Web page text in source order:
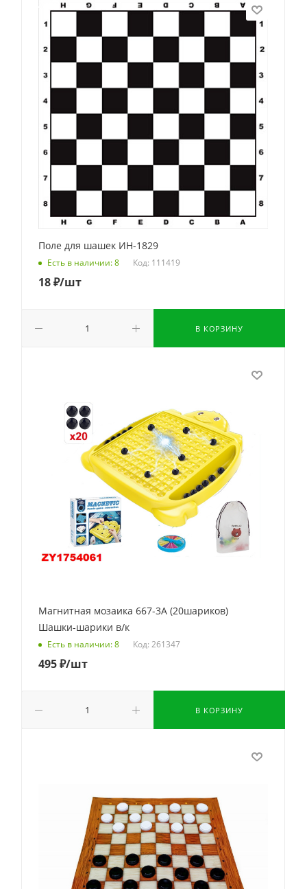
Поле для шашек ИН-1829
Есть в наличии: 8 Код: 111419
18₽/шт
В КОРЗИНУ
Магнитная мозаика 667-3A (20шариков)
Шашки-шарики в/к
Есть в наличии: 8 Код: 261347
495₽/шт
В КОРЗИНУ